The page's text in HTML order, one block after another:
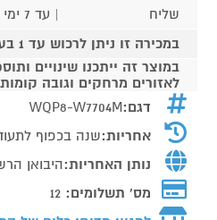
שליח
| עד 7 ימי עסקים |
במכירה זו ניתן לרכוש עד 1 בעלות משלוח אחד
במוצר זה ייתכנו שינויים
לאזורים מרחקים וגובה
דגם:WQP8-W7704M
אחריות:שנה בכפוף
נותן האחריות:היבואן
מס' תשלומים: 12